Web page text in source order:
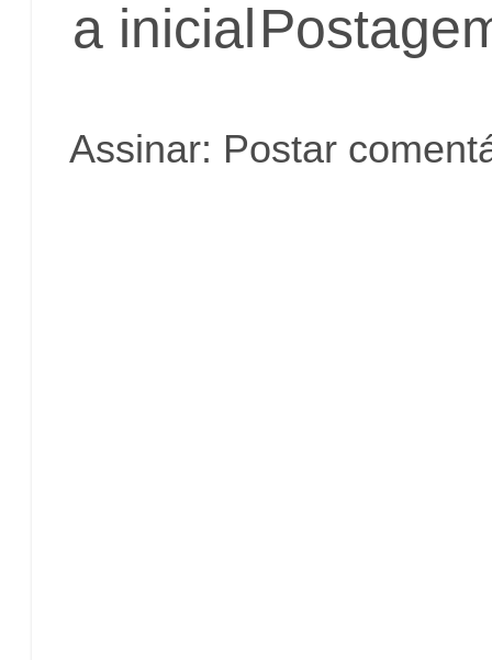
a inicial
Assinar: Postar